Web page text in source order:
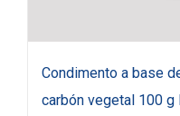
Condimento a base
carbón vegetal 100 g